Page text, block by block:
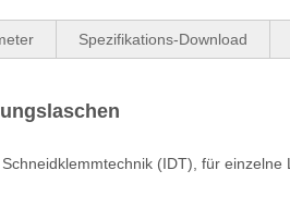
Spezifikations-Download
(IDT), für einzelne